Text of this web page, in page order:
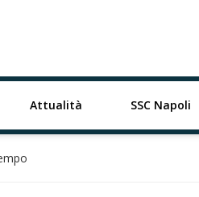
Attualità SSC Napoli